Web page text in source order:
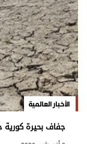
الأخبار العالمية
جفاف بحيرة كورية